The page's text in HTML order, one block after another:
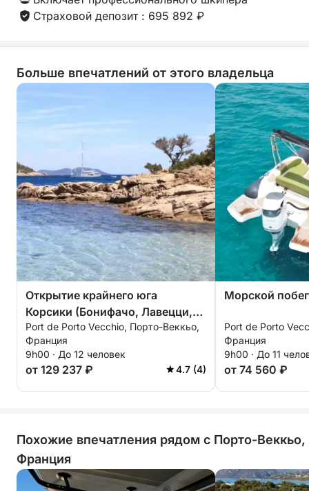
Страховой депозит : 695 892 ₽
Больше впечатлений от этого владельца
Открытие крайнего юга
Корсики (Бонифачо, Лавецци,
Кавалло, Сант-Аманца и Порто-
Ново)
Port de Porto Vecchio, Порто-Веккьо,
Франция
9h00 · До 12 человек
от 129 237 ₽ 4.7 (4)
Морской
Port de Porto
Франция
9h00 · До 11
от 74 560 ₽
Похожие впечатления рядом с Порто-Веккьо,
Франция